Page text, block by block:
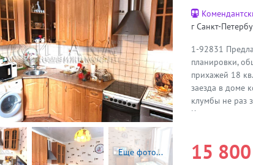
Предыдущая
Еще фото...
г Санкт-
1-92831
планировки,
прихажей 18
заезда в доме
клумбы не раз
Камеры по
возможные
15